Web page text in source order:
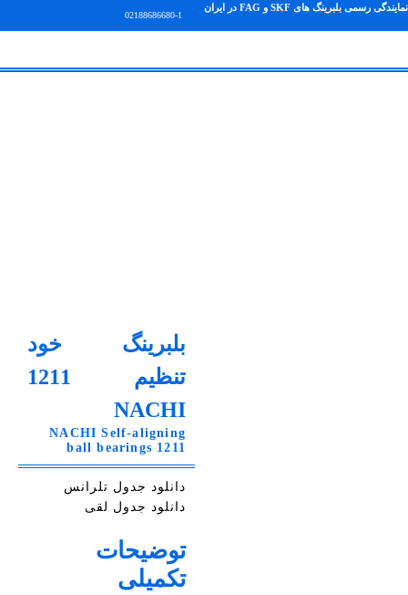
نمایندگی رسمی بلبرینگ های SKF و FAG در ایران
02188686680-1
بلبرینگ خود
تنظیم 1211
NACHI
NACHI Self-aligning
ball bearings 1211
دانلود جدول تلرانس
دانلود جدول لقی
توضیحات
تکمیلی